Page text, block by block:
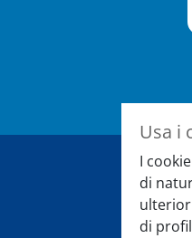
Usa i
I
di
di